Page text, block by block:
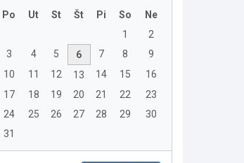
Po Ut St Št Pi So
Ne
1
2
3
4 5 6 7 8
9
10
11 12 13 14 15
16
17
18 19 20 21 22
23
24
25 26 27 28 29
30
31